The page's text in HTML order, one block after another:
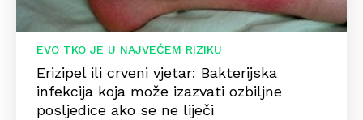
EVO TKO JE U NAJVEĆEM RIZIKU
Erizipel ili crveni vjetar: Bakterijska
infekcija koja može izazvati ozbiljne
posljedice ako se ne liječi